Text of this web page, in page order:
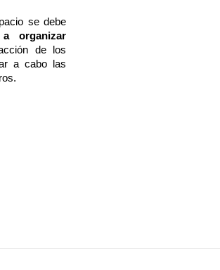
se debe
organizar
de los
a cabo las
.